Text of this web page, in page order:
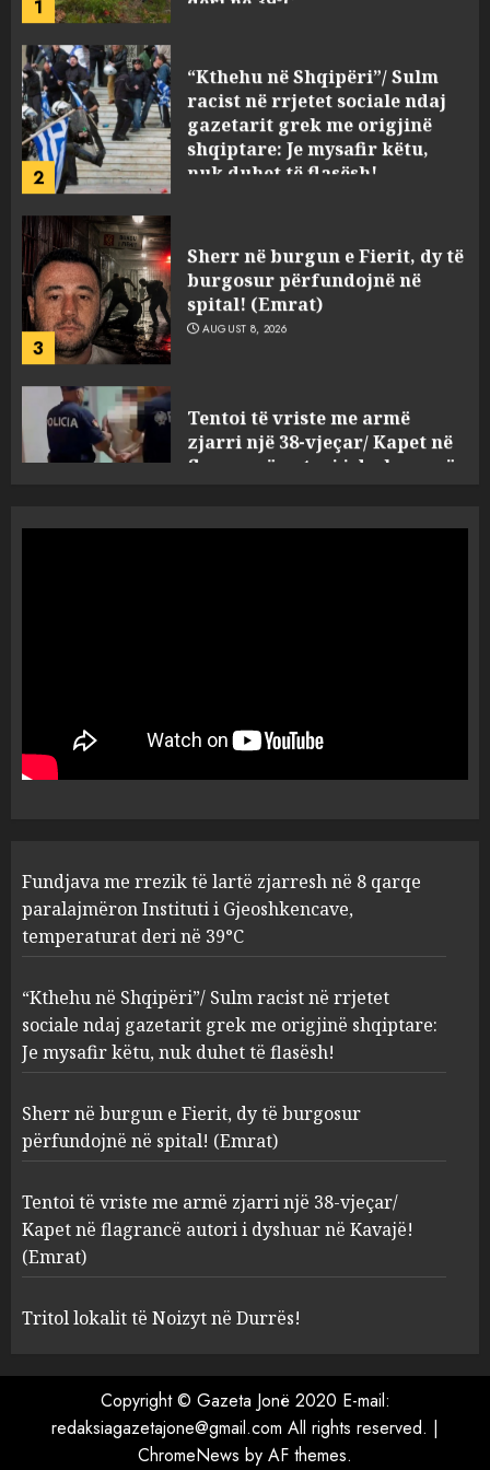
2
shqiptare: Je mysafir këtu,
nuk duhet të flasësh!
AUGUST 8, 2026
3
Sherr në burgun e Fierit, dy të
AUGUST 8, 2026
Kavajë! (Emrat)
AUGUST 8, 2026
Tritol lokalit të Noizyt në
1
paralajmëron Instituti i
Gjeoshkencave, temperaturat
deri në 39°C
2
racist në rrjetet sociale ndaj
gazetarit grek me origjinë
shqiptare: Je mysafir këtu,
nuk duhet të flasësh!
3
Sherr në burgun e Fierit, dy të
burgosur përfundojnë në
AUGUST 8, 2026
Tentoi të vriste me armë
zjarri një 38-vjeçar/ Kapet në
flagrancë autori i dyshuar në
Kavajë! (Emrat)
Tritol lokalit të Noizyt në
Durrës!
AUGUST 8, 2026
Fundjava me rrezik të lartë zjarresh në 8 qarqe
paralajmëron Instituti i Gjeoshkencave,
temperaturat deri në 39°C
“Kthehu në Shqipëri”/ Sulm racist në rrjetet
sociale ndaj gazetarit grek me origjinë shqiptare:
Je mysafir këtu, nuk duhet të flasësh!
Sherr në burgun e Fierit, dy të burgosur
përfundojnë në spital! (Emrat)
Tentoi të vriste me armë zjarri një 38-vjeçar/
Kapet në flagrancë autori i dyshuar në Kavajë!
(Emrat)
Tritol lokalit të Noizyt në Durrës!
Copyright © Gazeta Jonë 2020 E-mail:
redaksiagazetajone@gmail.com All rights reserved. |
ChromeNews by AF themes.